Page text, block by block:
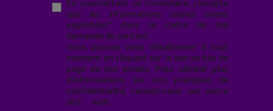
En soumettant ce formulaire, j’accepte
que les informations saisies soient
exploitées* dans le cadre de ma
demande de contact.
Vous pouvez vous désabonner à tout
moment en cliquant sur le lien en bas de
page de nos emails. Pour obtenir plus
d'informations sur nos pratiques de
confidentialité, rendez-vous sur notre
site web